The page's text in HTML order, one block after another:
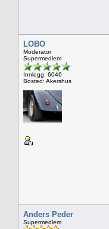
LOBO
Moderator
Supermedlem
Innlegg: 6046
Bosted: Akershus
Anders Peder
Supermedlem